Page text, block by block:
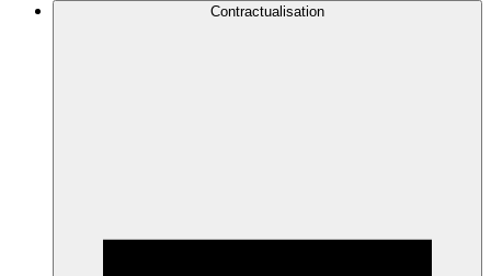
Contractualisation